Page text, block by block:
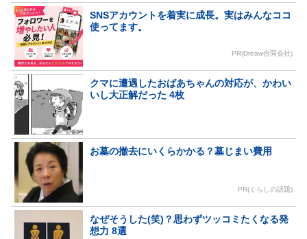
SNSアカウントを着実に成長。実はみんなココ
使ってます。
PR(Dreaw合同会社)
クマに遭遇したおばあちゃんの対応が、かわい
いし大正解だった 4枚
お墓の撤去にいくらかかる？墓じまい費用
PR(くらしの話題)
なぜそうした(笑)？思わずツッコミたくなる発
想力 8選